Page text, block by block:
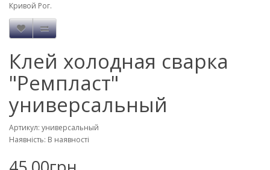
Кривой Рог.
Клей холодная сварка
"Ремпласт"
универсальный
Артикул: универсальный
Наявність: В наявності